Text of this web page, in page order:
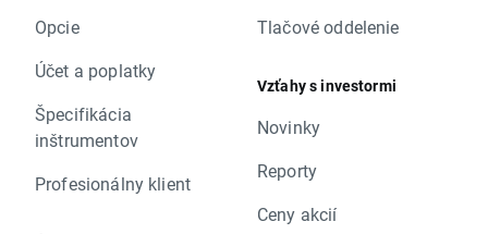
Opcie
Účet a poplatky
Špecifikácia
inštrumentov
Profesionálny klient
Tlačové oddelenie
Vzťahy s investormi
Novinky
Reporty
Ceny akcií